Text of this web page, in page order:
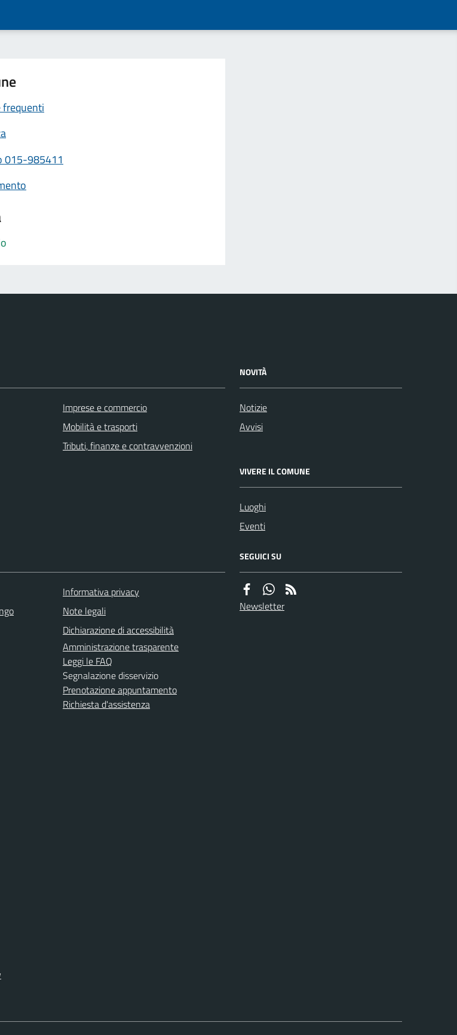
frequenti
015-985411
Imprese e commercio
Mobilità e trasporti
Tributi, finanze e contravvenzioni
NOVITÀ
Notizie
Avvisi
VIVERE IL COMUNE
Luoghi
Eventi
Informativa privacy
Note legali
Dichiarazione di accessibilità
Amministrazione trasparente
Leggi le FAQ
Segnalazione disservizio
Prenotazione appuntamento
Richiesta d'assistenza
SEGUICI SU
Newsletter